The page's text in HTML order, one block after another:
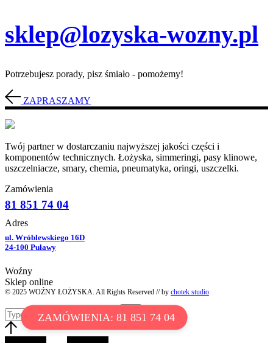
ZAMÓWIENIA: 81 851 74 04
sklep@lozyska-wozny.pl
Potrzebujesz porady, pisz śmiało - pomożemy!
ZAPRASZAMY
Twój partner w dostarczaniu najwyższej jakości części i
komponentów technicznych. Łożyska, simmeringi, pasy klinowe,
uszczelniacze, smary, chemia, pneumatyka, oringi, uszczelki.
Zamówienia
81 851 74 04
Adres
ul. Wróblewskiego 16D
24-100 Puławy
Woźny
Sklep online
© 2025 WOŹNY ŁOŻYSKA. All Rights Reserved // by chotek studio